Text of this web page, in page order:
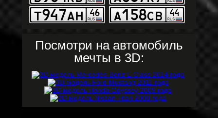
Посмотри на автомобиль
мечты в 3D: